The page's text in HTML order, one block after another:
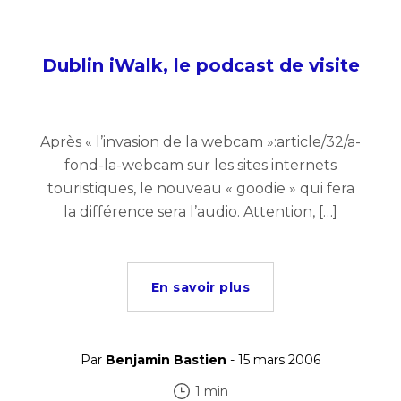
Dublin iWalk, le podcast de visite
Après « l’invasion de la webcam »:article/32/a-
fond-la-webcam sur les sites internets
touristiques, le nouveau « goodie » qui fera
la différence sera l’audio. Attention, […]
En savoir plus
Par Benjamin Bastien - 15 mars 2006
1 min